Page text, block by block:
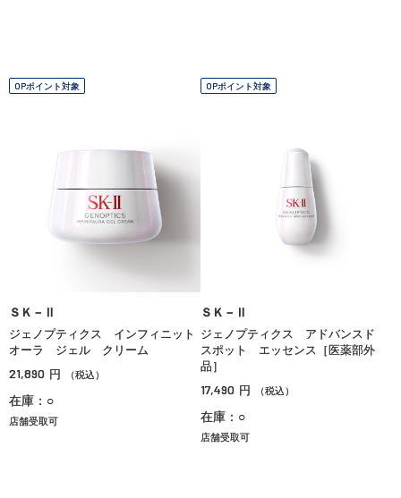
OPポイント対象
ＳＫ－Ⅱ
ジェノプティクス インフィニット
オーラ ジェル クリーム
21,890 円 （税込）
在庫：○
店舗受取可
OPポイント対象
ＳＫ－Ⅱ
ジェノプティクス アドバンスド
スポット エッセンス［医薬部外
品］
17,490 円 （税込）
在庫：○
店舗受取可